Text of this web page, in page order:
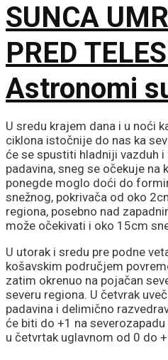
SUNCA
PRED
Astronomi
trenutak
uvek
U sredu krajem dana i u noći
ciklona istočnije do nas ka
će se spustiti hladniji vazduh
padavina, sneg se očekuje na
ponegde moglo doći do
snežnog, pokrivača od oko
regiona, posebno nad
može očekivati i oko 15cm
U utorak i sredu pre podne
košavskim područjem
zatim okrenuo na pojačan
severu regiona. U četvrak
padavina i delimično
će biti do +1 na
u četvrtak uglavnom od 0 do